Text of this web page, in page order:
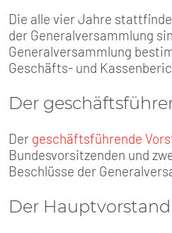
TARIF
PRESSE
Die alle vier Jahre
der Generalversammlung
Generalversammlung
Geschäfts- und
Der
Der geschäftsführende
Bundesvorsitzenden und
Beschlüsse der
Der Hauptvorstand